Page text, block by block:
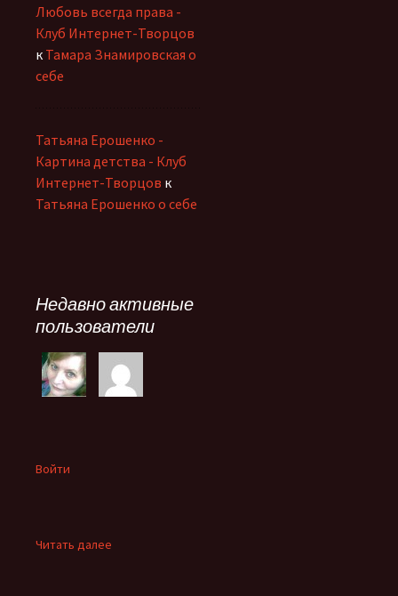
Любовь всегда права -
Клуб Интернет-Творцов
к Тамара Знамировская о
себе
Татьяна Ерошенко -
Картина детства - Клуб
Интернет-Творцов к
Татьяна Ерошенко о себе
Недавно активные
пользователи
Войти
Читать далее